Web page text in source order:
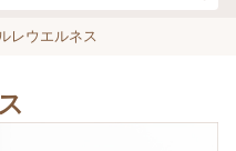
レウエルネス